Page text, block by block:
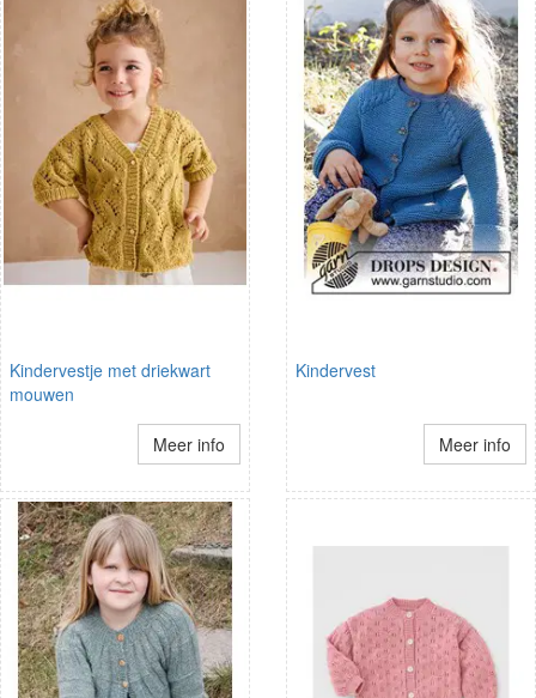
Kindervestje met driekwart
mouwen
Meer info
Kindervest
Meer info